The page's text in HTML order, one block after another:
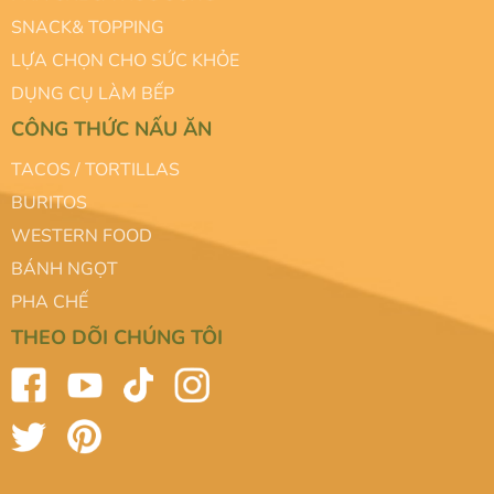
SNACK& TOPPING
LỰA CHỌN CHO SỨC KHỎE
DỤNG CỤ LÀM BẾP
CÔNG THỨC NẤU ĂN
TACOS / TORTILLAS
BURITOS
WESTERN FOOD
BÁNH NGỌT
PHA CHẾ
THEO DÕI CHÚNG TÔI